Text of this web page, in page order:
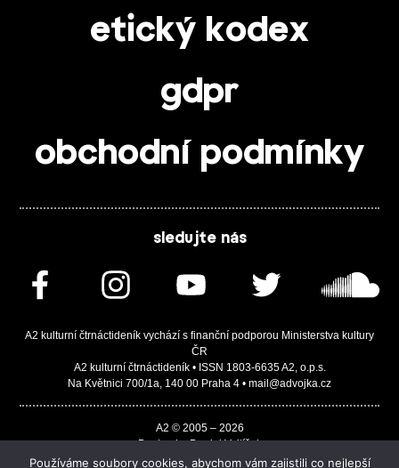
etický kodex
gdpr
obchodní podmínky
sledujte nás
A2 kulturní čtrnáctideník vychází s finanční podporou Ministerstva kultury
ČR
A2 kulturní čtrnáctideník • ISSN 1803-6635 A2, o.p.s.
Na Květnici 700/1a, 140 00 Praha 4 • mail@advojka.cz
A2 © 2005 – 2026
Design by Daniel Vojtíšek
Built by JASA-IT & ChSoft
Používáme soubory cookies, abychom vám zajistili co nejlepší